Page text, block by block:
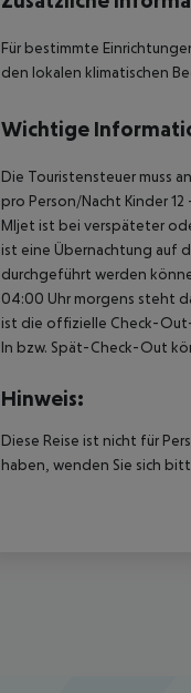
Für bestimmte
den lokalen klimatischen
Wichtige
Die Touristensteuer muss
pro Person/Nacht Kinder
Mljet ist bei verspäteter
ist eine Übernachtung auf
durchgeführt werden
04:00 Uhr morgens steht
ist die offizielle Check-
In bzw. Spät-Check-Out
Hinweis:
Diese Reise ist nicht für
haben, wenden Sie sich